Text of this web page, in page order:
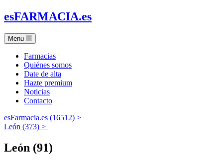
esFARMACIA.es
Menu
Farmacias
Quiénes somos
Date de alta
Hazte premium
Noticias
Contacto
esFarmacia.es (16512) >
León (373) >
León (91)